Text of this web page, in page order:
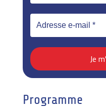
Programme